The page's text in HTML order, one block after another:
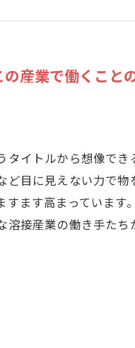
産業で働くこと
タイトルから想像で
ど目に見えない力で
すます高まっていま
溶接産業の働き手たち